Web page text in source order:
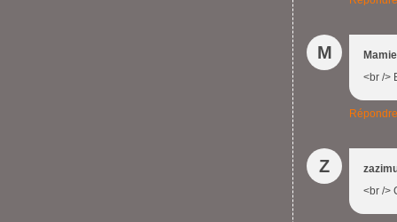
M
<br />
Répondre
Z
<br />